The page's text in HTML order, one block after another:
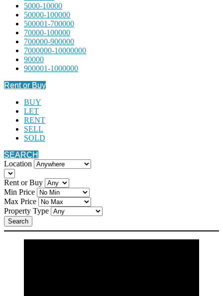
5000-10000
50000-100000
500001-700000
70000-100000
700000-900000
7000000-10000000
90000
900001-1000000
Rent or Buy
BUY
LET
RENT
SELL
SOLD
SEARCH
Location
Rent or Buy
Min Price
Max Price
Property Type
Search